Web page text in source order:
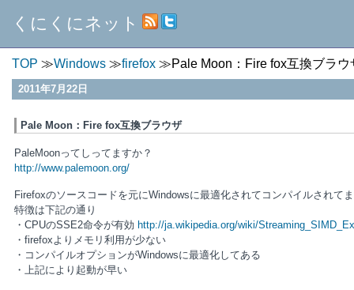
くにくにネット
TOP Windows firefox Pale Moon：Fire fox互換ブラウ
2011年7月22日
Pale Moon：Fire fox互換ブラウザ
PaleMoonってしってますか？
http://www.palemoon.org/
Firefoxのソースコードを元にWindowsに最適化されてコンパイルされて
特徴は下記の通り
・CPUのSSE2命令が有効 http://ja.wikipedia.org/wiki/
・firefoxよりメモリ利用が少ない
・コンパイルオプションがWindowsに最適化してある
・上記により起動が早い